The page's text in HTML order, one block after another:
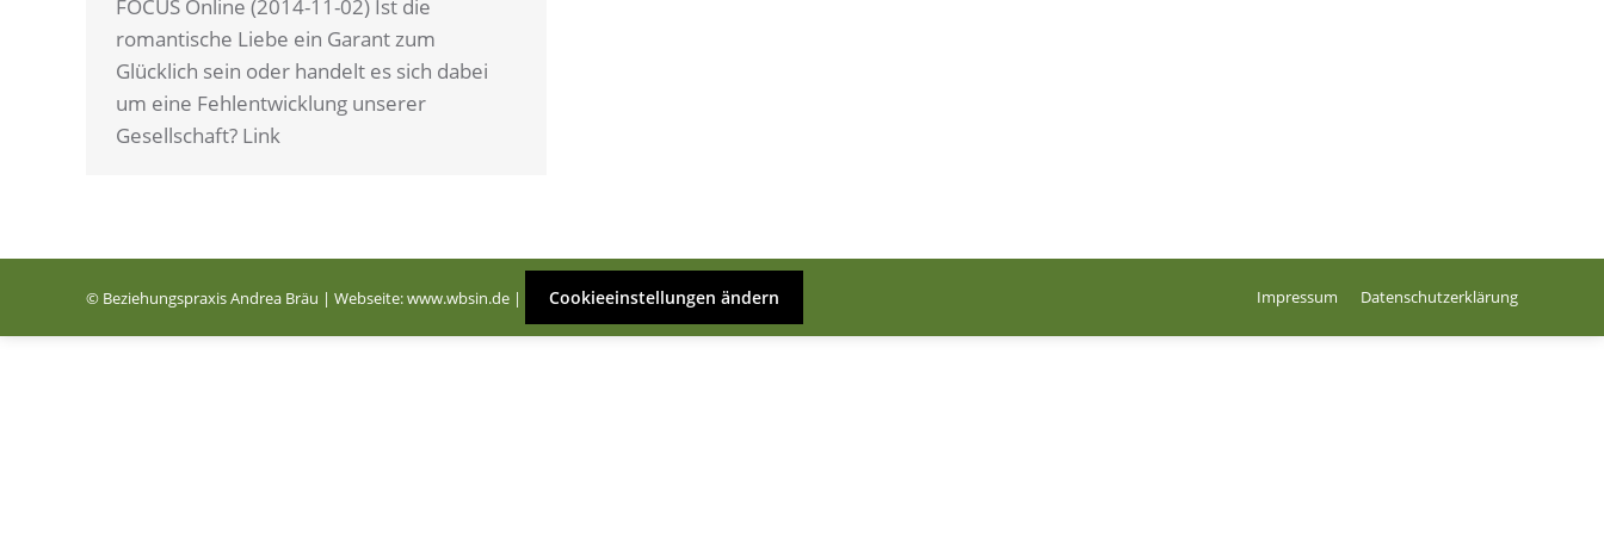
FOCUS Online (2014-11-02) Ist die
romantische Liebe ein Garant zum
Glücklich sein oder handelt es sich dabei
um eine Fehlentwicklung unserer
Gesellschaft? Link
© Beziehungspraxis Andrea Bräu | Webseite:www.wbsin.de | Cookieeinstellungen ändern Impressum Datenschutzerklärung